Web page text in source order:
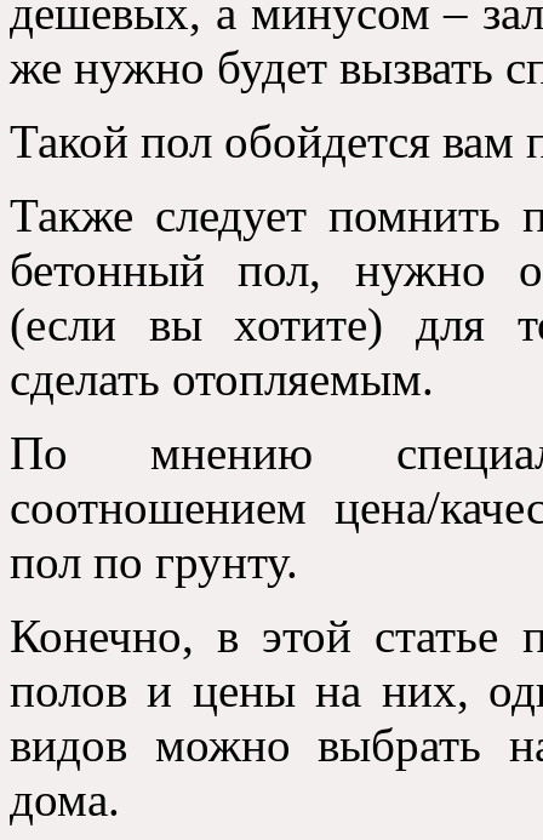
дешевых, а минусом –
же нужно будет вызвать
Такой пол обойдется
Также следует помнить
бетонный пол, нужно
(если вы хотите) для
сделать отопляемым.
По мнению
соотношением цена/
пол по грунту.
Конечно, в этой статье
полов и цены на них,
видов можно выбрать
дома.